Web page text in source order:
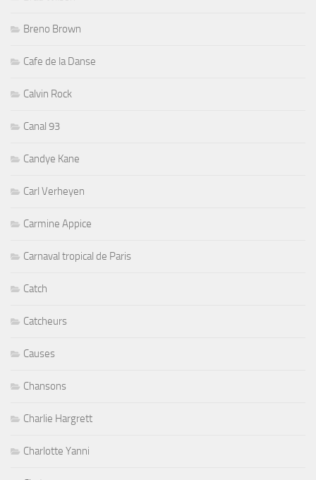
Breno Brown
Cafe de la Danse
Calvin Rock
Canal 93
Candye Kane
Carl Verheyen
Carmine Appice
Carnaval tropical de Paris
Catch
Catcheurs
Causes
Chansons
Charlie Hargrett
Charlotte Yanni